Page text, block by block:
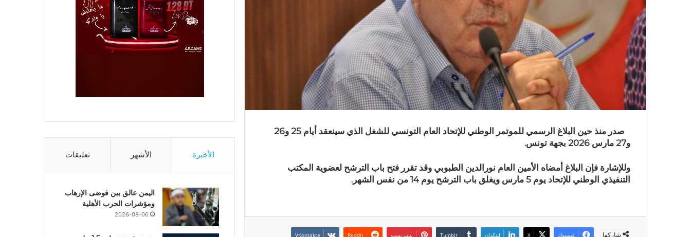
صدر منذ حين البلاغ الرسمي للموتمر الوطني للإتحاد العام التونسي للشغل الذي سينعقد أيام 25 و26
و27 مارس 2026 بجهة تونس.
وللإشارة فإن البلاغ أمضاه الأمين العام نورالدين الطبوبي وقد تقرر فتح باب الترشح لعضوية المكتب
التنفيذي الوطني للإتحاد يوم 5 مارس ويغلق باب الترشح يوم 14 من نفس الشهر.
شاركها فيسبوك X لينكدإن بينتيريست
الأخيرة الأشهر تعليقات
اليمن عالق بين فوضى الإرهاب
ومؤشرات الحرب الأهلية
2026-08-06